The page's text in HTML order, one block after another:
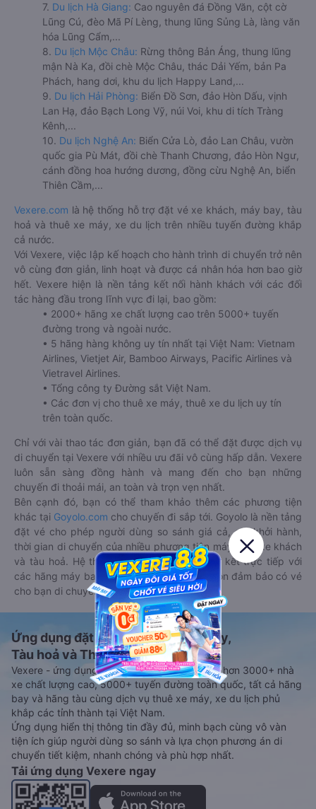
7. Du lịch Hà Giang: Cao nguyên đá Đồng Văn, cột cờ
Lũng Cú, đèo Mã Pí Lèng, thung lũng Sủng Là, làng văn
hóa Lũng Cẩm,...
8. Du lịch Mộc Châu: Rừng thông Bản Áng, thung lũng
mận Nà Ka, đồi chè Mộc Châu, thác Dải Yếm, bản Pa
Phách, hang dơi, khu du lịch Happy Land,...
9. Du lịch Hải Phòng: Biển Đồ Sơn, đảo Hòn Dấu, vịnh
Lan Hạ, đảo Bạch Long Vỹ, núi Voi, khu di tích Tràng
Kênh,...
10. Du lịch Nghệ An: Biển Cửa Lò, đảo Lan Châu, vườn
quốc gia Pù Mát, đồi chè Thanh Chương, đảo Hòn Ngư,
cánh đồng hoa hướng dương, đồng cừu Nghệ An, biển
Thiên Cầm,...
Vexere.com là hệ thống hỗ trợ đặt vé xe khách, máy bay, tàu
hoả và thuê xe máy, xe du lịch trên nhiều tuyến đường khắp
cả nước.
Với Vexere, việc lập kế hoạch cho hành trình di chuyển trở nên
vô cùng đơn giản, linh hoạt và được cá nhân hóa hơn bao giờ
hết. Vexere hiện là nền tảng kết nối hành khách với các đối
tác hàng đầu trong lĩnh vực đi lại, bao gồm:
• 2000+ hãng xe chất lượng cao trên 5000+ tuyến
đường trong và ngoài nước.
• 5 hãng hàng không uy tín nhất tại Việt Nam: Vietnam
Airlines, Vietjet Air, Bamboo Airways, Pacific Airlines và
Vietravel Airlines.
• Tổng công ty Đường sắt Việt Nam.
• Các đơn vị cho thuê xe máy, thuê xe du lịch uy tín
trên toàn quốc.
Chỉ với vài thao tác đơn giản, bạn đã có thể đặt được dịch vụ
di chuyển tại Vexere với nhiều ưu đãi vô cùng hấp dẫn. Vexere
luôn sẵn sàng đồng hành và mang đến cho bạn những
chuyến đi thoải mái, an toàn và trọn vẹn nhất.
Bên cạnh đó, bạn có thể tham khảo thêm các phương tiện
khác tại Goyolo.com cho chuyến đi sắp tới. Goyolo là nền tảng
đặt vé cho phép người dùng so sánh giá cả, giờ khởi hành,
thời gian di chuyển của nhiều phương tiện máy bay, xe khách
và tàu hoả. Hệ thống của Goyolo được liên kết trực tiếp với
các hãng máy bay, xe khách và tàu hoả, luôn đảm bảo có vé
cho bạn di chuyển.
Ứng dụng đặt vé Xe khách, Máy bay,
Tàu hoả và Thuê xe
Vexere - ứng dụng đặt vé đa phương tiện với hơn 3000+ nhà
xe chất lượng cao, 5000+ tuyến đường toàn quốc, tất cả hãng
bay và hãng tàu cùng dịch vụ thuê xe máy, xe du lịch phủ
khắp các tỉnh thành tại Việt Nam.
Ứng dụng hiển thị thông tin đầy đủ, minh bạch cùng vô vàn
tiện ích giúp người dùng so sánh và lựa chọn phương án di
chuyển tiết kiệm, nhanh chóng và phù hợp nhất.
Tải ứng dụng Vexere ngay